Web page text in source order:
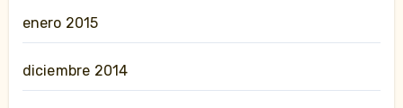
enero 2015
diciembre 2014